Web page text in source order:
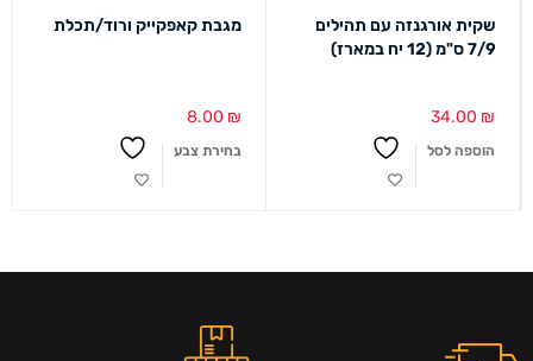
שקית אורגנזה עם תהילים
7/9 ס"מ (12 יח במארז)
34.00 ₪
הוספה לסל
מגבת קאפקייק ורוד/תכלת
8.00 ₪
בחירת צבע